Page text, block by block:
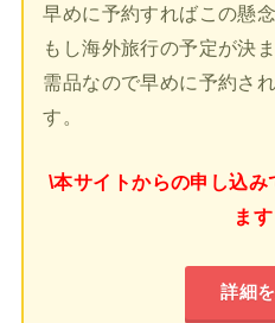
早めに予約すればこの懸
もし海外旅行の予定が決
需品なので早めに予約さ
す。
\本サイトからの申し込み
ま
詳細